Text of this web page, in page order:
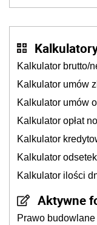
Kalkulator brutto/
Kalkulator umów
Kalkulator umów
Kalkulator opłat
Kalkulator
Kalkulator
Kalkulator ilości
Aktywne
Prawo budowlane